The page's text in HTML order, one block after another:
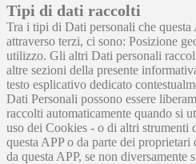
Tipi di dati raccolti
Tra i tipi di Dati personali che questa
attraverso terzi, ci sono: Posizione
utilizzo. Gli altri Dati personali
altre sezioni della presente
testo esplicativo dedicato
Dati Personali possono essere
raccolti automaticamente quando si
uso dei Cookies - o di altri strumenti
questa APP o da parte dei
da questa APP, se non diversamente